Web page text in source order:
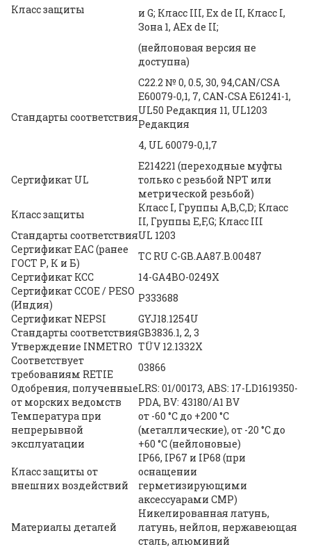
Класс защиты
и G; Класс III, Ex de II, Класс I,
Зона 1, AEx de II;
(нейлоновая версия не
доступна)
Стандарты соответствия
C22.2 № 0, 0.5, 30, 94,CAN/CSA
E60079-0,1, 7, CAN-CSA E61241-1,
UL50 Редакция 11, UL1203
Редакция
4, UL 60079-0,1,7
Сертификат UL
E214221 (переходные муфты
только с резьбой NPT или
метрической резьбой)
Класс защиты
Класс I, Группы A,B,C,D; Класс
II, Группы E,F,G; Класс III
Стандарты соответствияUL 1203
Сертификат ЕАС (ранее
ГОСТ Р, К и Б)
TC RU C-GB.AA87.B.00487
Сертификат КСС
14-GA4BO-0249X
Сертификат CCOE / PESO
(Индия)
P333688
Сертификат NEPSI
GYJ18.1254U
Стандарты соответствияGB3836.1, 2, 3
Утверждение INMETRO TÜV 12.1332X
Соответствует
требованиям RETIE
03866
Одобрения, полученные
от морских ведомств
LRS: 01/00173, ABS: 17-LD1619350-
PDA, BV: 43180/A1 BV
Температура при
непрерывной
эксплуатации
от -60 °C до +200 °C
(металлические), от -20 °C до
+60 °C (нейлоновые)
Класс защиты от
внешних воздействий
IP66, IP67 и IP68 (при
оснащении
герметизирующими
аксессуарами CMP)
Материалы деталей
Никелированная латунь,
латунь, нейлон, нержавеющая
сталь, алюминий